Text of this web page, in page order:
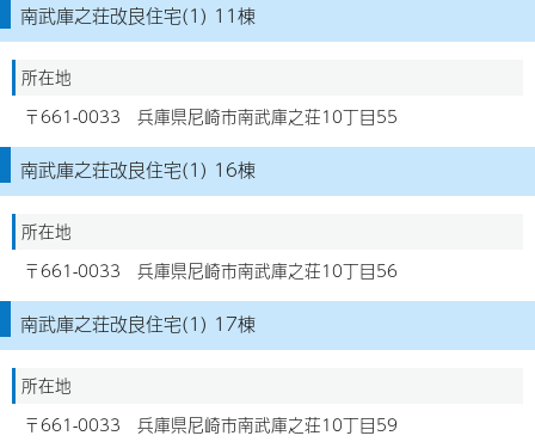
南武庫之荘改良住宅(1) 11棟
所在地
〒661-0033 兵庫県尼崎市南武庫之荘10丁目55
南武庫之荘改良住宅(1) 16棟
所在地
〒661-0033 兵庫県尼崎市南武庫之荘10丁目56
南武庫之荘改良住宅(1) 17棟
所在地
〒661-0033 兵庫県尼崎市南武庫之荘10丁目59